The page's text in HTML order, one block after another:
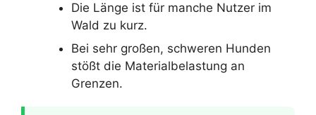
Die Länge ist für manche Nutzer im
Wald zu kurz.
Bei sehr großen, schweren Hunden
stößt die Materialbelastung an
Grenzen.